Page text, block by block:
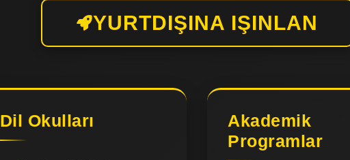
YURTDIŞINA IŞINLAN
Dil Okulları
Akademik
Programlar